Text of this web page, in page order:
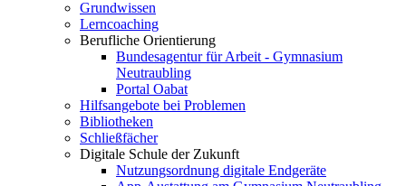
Grundwissen
Lerncoaching
Berufliche Orientierung
Bundesagentur für Arbeit - Gymnasium
Neutraubling
Portal Oabat
Hilfsangebote bei Problemen
Bibliotheken
Schließfächer
Digitale Schule der Zukunft
Nutzungsordnung digitale Endgeräte